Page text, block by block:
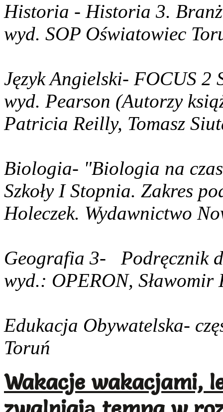
Historia - Historia 3.
wyd. SOP Oświatowiec
Język Angielski- FOCUS 2
wyd. Pearson (Autorzy
Patricia Reilly, Tomasz
Biologia- "Biologia na
Szkoły I Stopnia. Zakres
Holeczek. Wydawnictwo
Geografia 3-
Podręcznik
wyd.: OPERON,
Edukacja Obywatelska-
Toruń
Wakacje wakacjami,